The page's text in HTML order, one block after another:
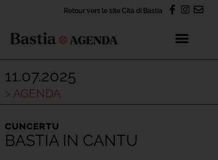
Retour vers le site Cità di Bastia
11.07.2025
> AGENDA
CUNCERTU
BASTIA IN CANTU